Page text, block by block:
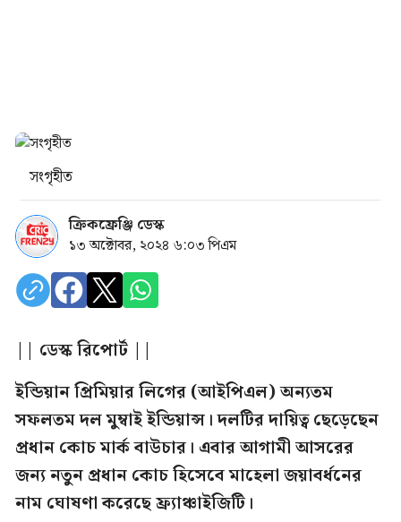
সংগৃহীত
ক্রিকফ্রেঞ্জি ডেস্ক
১৩ অক্টোবর, ২০২৪ ৬:০৩ পিএম
|| ডেস্ক রিপোর্ট ||
ইন্ডিয়ান প্রিমিয়ার লিগের (আইপিএল) অন্যতম
সফলতম দল মুম্বাই ইন্ডিয়ান্স। দলটির দায়িত্ব ছেড়েছেন
প্রধান কোচ মার্ক বাউচার। এবার আগামী আসরের
জন্য নতুন প্রধান কোচ হিসেবে মাহেলা জয়াবর্ধনের
নাম ঘোষণা করেছে ফ্র্যাঞ্চাইজিটি।